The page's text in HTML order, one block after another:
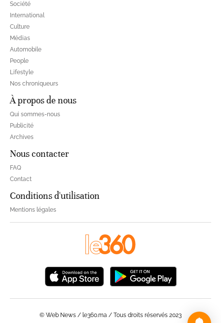
Société
International
Culture
Médias
Automobile
People
Lifestyle
Nos chroniqueurs
À propos de nous
Qui sommes-nous
Publicité
Archives
Nous contacter
FAQ
Contact
Conditions d'utilisation
Mentions légales
© Web News / le360.ma / Tous droits réservés 2023